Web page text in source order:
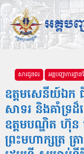
សារជូនពរ
ឧត្ដមសេនីយ៍ឯក
សាទរ និងគាំទ្រ
ឧត្តមបណ្ឌិត ហ៊ុន
ព្រះមហាក្សត្រ ត្